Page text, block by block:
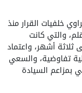
خلفيات القرار منذ
والتي كانت
أشهر، واعتماد
تفاوضية، والسعي
بمزاعم السيادة